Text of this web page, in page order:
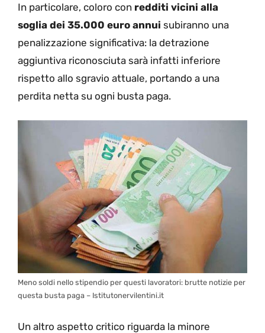
In particolare, coloro con redditi vicini alla
soglia dei 35.000 euro annui subiranno una
penalizzazione significativa: la detrazione
aggiuntiva riconosciuta sarà infatti inferiore
rispetto allo sgravio attuale, portando a una
perdita netta su ogni busta paga.
Meno soldi nello stipendio per questi lavoratori: brutte notizie per
questa busta paga – Istitutonervilentini.it
Un altro aspetto critico riguarda la minore